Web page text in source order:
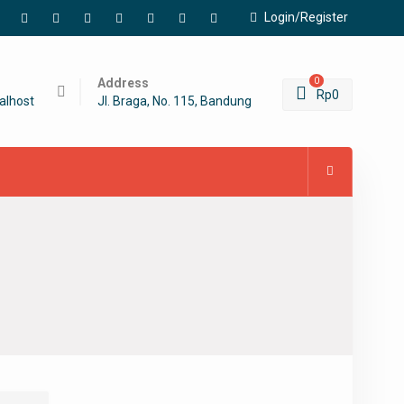
Login/Register
Facebook
TwitterLinkedinWordPress
YouTubeGooglePinterest
Address
Jl. Braga, No. 115, Bandung
0
Rp0